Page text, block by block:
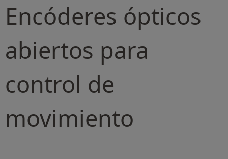
Encóderes ópticos
abiertos para
control de
movimiento